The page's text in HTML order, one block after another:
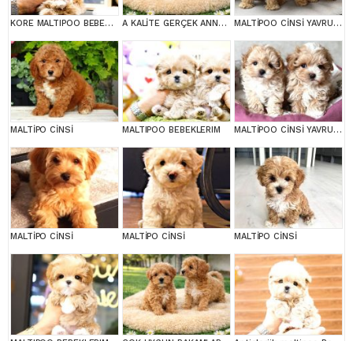
KORE MALTIPOO BEBEKLERIM A KALİTE GERÇEK ANNE BABA MALTİPOO YAVRULAR MALTİPOO CİNSİ YAVRULAR EV ÜRETİMİ
MALTİPO CİNSİ MALTIPOO BEBEKLERIM MALTİPOO CİNSİ YAVRULAR EV ÜRETİMİ
MALTİPO CİNSİ MALTİPO CİNSİ MALTİPO CİNSİ